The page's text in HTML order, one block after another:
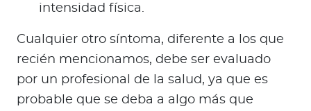
intensidad física.
Cualquier otro síntoma, diferente a los que
recién mencionamos, debe ser evaluado
por un profesional de la salud, ya que es
probable que se deba a algo más que